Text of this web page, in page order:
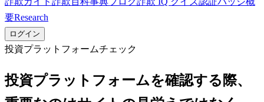
要Research
ログイン
投資プラットフォームチェック
投資プラットフォームを確認する際、